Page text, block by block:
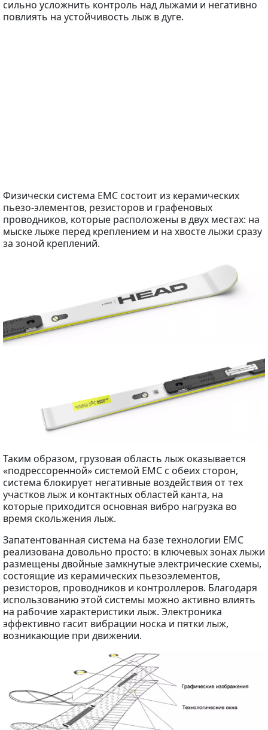
сильно усложнить контроль над лыжами и негативно
повлиять на устойчивость лыж в дуге.
Физически система EMC состоит из керамических
пьезо-элементов, резисторов и графеновых
проводников, которые расположены в двух местах: на
мыске лыже перед креплением и на хвосте лыжи сразу
за зоной креплений.
Таким образом, грузовая область лыж оказывается
«подрессоренной» системой EMC с обеих сторон,
система блокирует негативные воздействия от тех
участков лыж и контактных областей канта, на
которые приходится основная вибро нагрузка во
время скольжения лыж.
Запатентованная система на базе технологии EMC
реализована довольно просто: в ключевых зонах лыжи
размещены двойные замкнутые электрические схемы,
состоящие из керамических пьезоэлементов,
резисторов, проводников и контроллеров. Благодаря
использованию этой системы можно активно влиять
на рабочие характеристики лыж. Электроника
эффективно гасит вибрации носка и пятки лыж,
возникающие при движении.